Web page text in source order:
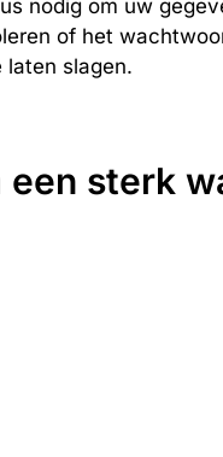
nodig om uw
of het
laten slagen.
een sterk